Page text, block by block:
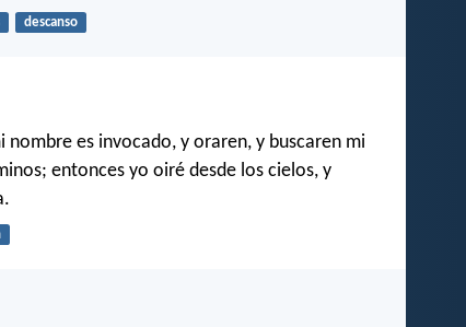
descanso
es invocado, y oraren, y buscaren mi
entonces yo oiré desde los cielos, y